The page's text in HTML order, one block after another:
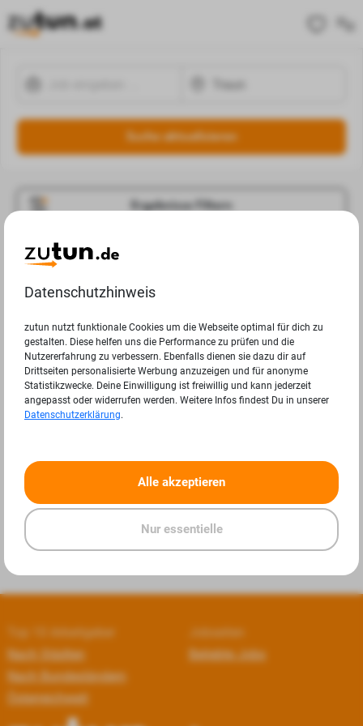
Suche aktualisieren
Ergebnisse Filtern
Jobangebote
Deine Suchanfrage in Traun ergab leider keine
Ergebnisse.
Top 10 Arbeitgeber
Nach Städten
Nach Bundesländern
Österreichweit
Jobseiten
Beliebte Jobs
Datenschutzhinweis
zutun nutzt funktionale Cookies um die Webseite optimal für dich zu
gestalten. Diese helfen uns die Performance zu prüfen und die
Nutzererfahrung zu verbessern. Ebenfalls dienen sie dazu dir auf
Drittseiten personalisierte Werbung anzuzeigen und für anonyme
Statistikzwecke. Deine Einwilligung ist freiwillig und kann jederzeit
angepasst oder widerrufen werden. Weitere Infos findest Du in unserer
Datenschutzerklärung.
Alle akzeptieren
Nur essentielle